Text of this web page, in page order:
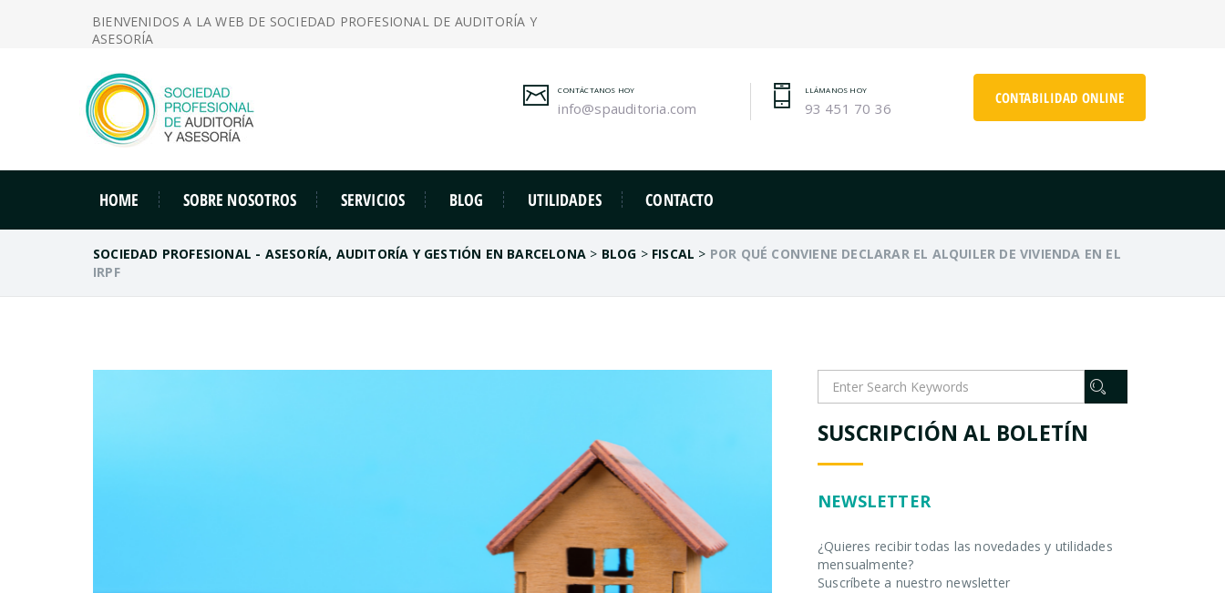
BIENVENIDOS A LA WEB DE SOCIEDAD PROFESIONAL DE AUDITORÍA Y
ASESORÍA
CONTABILIDAD ONLINE
LLÁMANOS HOY
93 451 70 36
CONTÁCTANOS HOY
info@spauditoria.com
HOME SOBRE NOSOTROS SERVICIOS BLOG UTILIDADES CONTACTO
SOCIEDAD PROFESIONAL - ASESORÍA, AUDITORÍA Y GESTIÓN EN BARCELONA > BLOG > FISCAL > POR QUÉ CONVIENE DECLARAR EL ALQUILER DE VIVIENDA EN EL
IRPF
SUSCRIPCIÓN AL BOLETÍN
NEWSLETTER
¿Quieres recibir todas las novedades y utilidades
mensualmente?
Suscríbete a nuestro newsletter